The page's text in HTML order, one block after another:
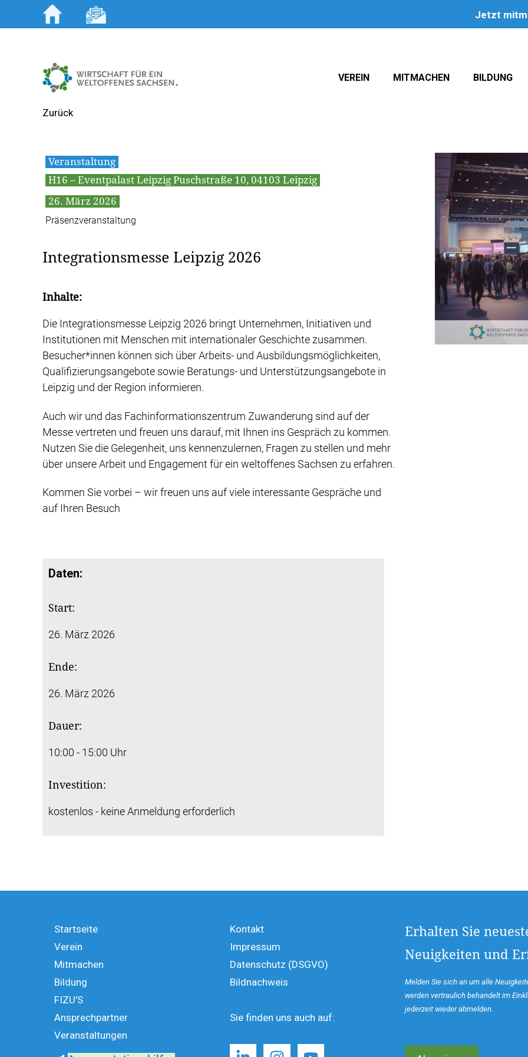
Inhalt
Jetzt
VEREIN MITMACHEN BILDUNG
Zurück
Veranstaltung
H16 – Eventpalast Leipzig Puschstraße 10, 04103 Leipzig
26. März 2026
Präsenzveranstaltung
Integrationsmesse Leipzig 2026
Inhalte:
Die Integrationsmesse Leipzig 2026 bringt Unternehmen, Initiativen und
Institutionen mit Menschen mit internationaler Geschichte zusammen.
Besucher*innen können sich über Arbeits- und Ausbildungsmöglichkeiten,
Qualifizierungsangebote sowie Beratungs- und Unterstützungsangebote in
Leipzig und der Region informieren.
Auch wir und das Fachinformationszentrum Zuwanderung sind auf der
Messe vertreten und freuen uns darauf, mit Ihnen ins Gespräch zu kommen.
Nutzen Sie die Gelegenheit, uns kennenzulernen, Fragen zu stellen und mehr
über unsere Arbeit und Engagement für ein weltoffenes Sachsen zu erfahren.
Kommen Sie vorbei – wir freuen uns auf viele interessante Gespräche und
auf Ihren Besuch
Daten:
Start:
26. März 2026
Ende:
26. März 2026
Dauer:
10:00 - 15:00 Uhr
Investition:
kostenlos - keine Anmeldung erforderlich
Startseite
Verein
Mitmachen
Bildung
FIZU'S
Ansprechpartner
Veranstaltungen
Kontakt
Impressum
Datenschutz (DSGVO)
Bildnachweis
Sie finden uns auch auf:
Erhalten Sie
Neuigkeiten und
Melden Sie sich an um alle
werden vertraulich behandelt im
jederzeit wieder abmelden.